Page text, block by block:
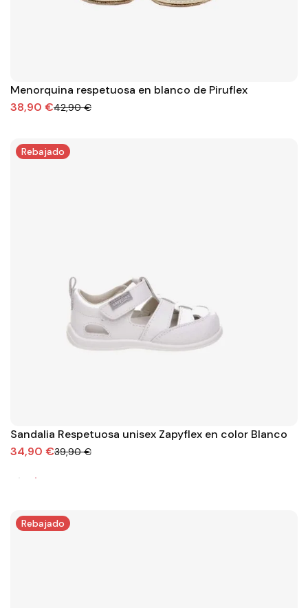
Menorquina respetuosa en blanco de Piruflex
38,90 €42,90 €
Rebajado
Sandalia Respetuosa unisex Zapyflex en color Blanco
34,90 €39,90 €
Rebajado